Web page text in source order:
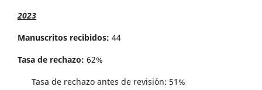
2023
Manuscritos recibidos: 44
Tasa de rechazo: 62%
Tasa de rechazo antes de revisi´on: 51%